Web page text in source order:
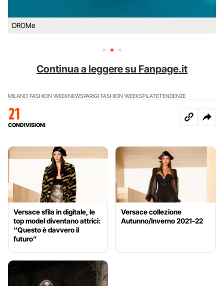
DROMe
Continua a leggere su Fanpage.it
MILANO FASHION WEEKNEWSPARIGI FASHION WEEKSFILATETENDENZE
21
CONDIVISIONI
Versace sfila in digitale, le
top model diventano attrici:
“Questo è davvero il
futuro”
Versace collezione
Autunno/Inverno 2021-22